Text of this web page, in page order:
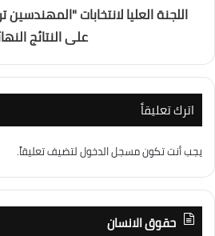
اللجنة العليا لانتخابات
على النتائج
اترك تعليقاً
يجب أنت تكونمسجل الدخوللتضيف تعليقاً.
حقوق الانسان